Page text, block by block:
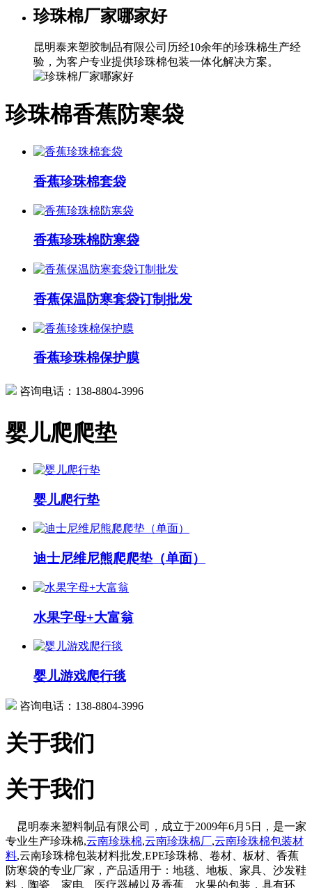
珍珠棉厂家哪家好
昆明泰来塑胶制品有限公司历经10余年的珍珠棉生产经
验，为客户专业提供珍珠棉包装一体化解决方案。
珍珠棉香蕉防寒袋
香蕉珍珠棉套袋
香蕉珍珠棉防寒袋
香蕉保温防寒套袋订制批发
香蕉珍珠棉保护膜
咨询电话： 138-8804-3996
婴儿爬爬垫
婴儿爬行垫
迪士尼维尼熊爬爬垫（单面）
水果字母+大富翁
婴儿游戏爬行毯
咨询电话：138-8804-3996
关于我们
关于我们
昆明泰来塑料制品有限公司，成立于2009年6月5日，是一家
专业生产珍珠棉,云南珍珠棉,云南珍珠棉厂,云南珍珠棉包装材
料,云南珍珠棉包装材料批发,EPE珍珠棉、卷材、板材、香蕉
防寒袋的专业厂家，产品适用于：地毯、地板、家具、沙发鞋
料，陶瓷、家电、医疗器械以及香蕉、水果的包装，具有环